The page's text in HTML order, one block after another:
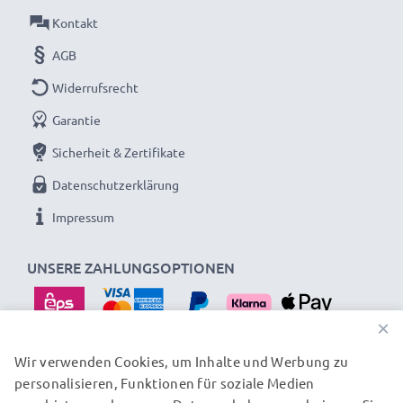
Form:Tulpe / Flower / Petal / Tulip
Brillante Fotofarben und Details mit dieser Tulpe /
Flower / Petal / Tulip Bajonett Gegenlichtblende
Lieferung und 3 Jahre Garantie!
UNSERE ZAHLUNGSOPTIONEN
Kontakt
AGB
Widerrufsrecht
Garantie
Sicherheit & Zertifikate
Datenschutzerklärung
Impressum
UNSERE VERSANDPARTNER
×
Wir verwenden Cookies, um Inhalte und Werbung zu
personalisieren, Funktionen für soziale Medien